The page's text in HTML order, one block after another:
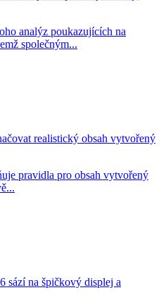
analýz poukazujících na
společným...
realistický obsah vytvořený
pravidla pro obsah vytvořený
sází na špičkový displej a